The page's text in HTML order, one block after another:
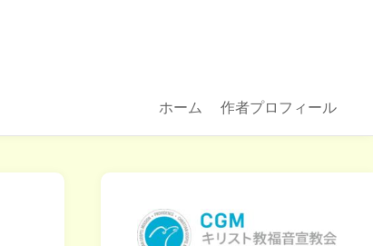
ホーム 作者プロフィール